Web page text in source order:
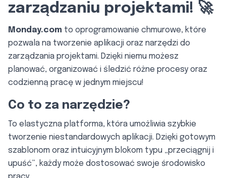
zarządzaniu projektami! 🚀
Monday.com to oprogramowanie chmurowe, które
pozwala na tworzenie aplikacji oraz narzędzi do
zarządzania projektami. Dzięki niemu możesz
planować, organizować i śledzić różne procesy oraz
codzienną pracę w jednym miejscu!
Co to za narzędzie?
To elastyczna platforma, która umożliwia szybkie
tworzenie niestandardowych aplikacji. Dzięki gotowym
szablonom oraz intuicyjnym blokom typu „przeciągnij i
upuść”, każdy może dostosować swoje środowisko